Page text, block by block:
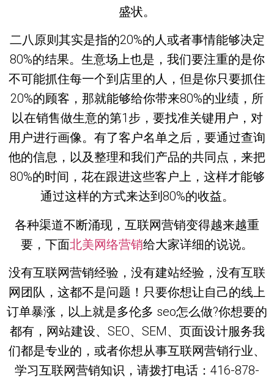
盛状。
二八原则其实是指的20%的人或者事情能够决定
80%的结果。生意场上也是，我们要注重的是你
不可能抓住每一个到店里的人，但是你只要抓住
20%的顾客，那就能够给你带来80%的业绩，所
以在销售做生意的第1步，要找准关键用户，对
用户进行画像。有了客户名单之后，要通过查询
他的信息，以及整理和我们产品的共同点，来把
80%的时间，花在跟进这些客户上，这样才能够
通过这样的方式来达到80%的收益。
各种渠道不断涌现，互联网营销变得越来越重
要，下面北美网络营销给大家详细的说说。
没有互联网营销经验，没有建站经验，没有互联
网团队，这都不是问题！只要你想让自己的线上
订单暴涨，以上就是多伦多 seo怎么做?你想要的
都有，网站建设、SEO、SEM、页面设计服务我
们都是专业的，或者你想从事互联网营销行业、
学习互联网营销知识，请拨打电话：416-878-